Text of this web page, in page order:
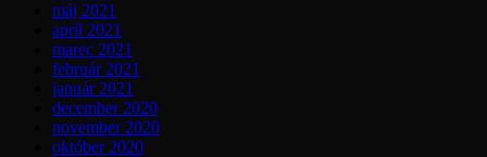
máj 2021
apríl 2021
marec 2021
február 2021
január 2021
december 2020
november 2020
október 2020